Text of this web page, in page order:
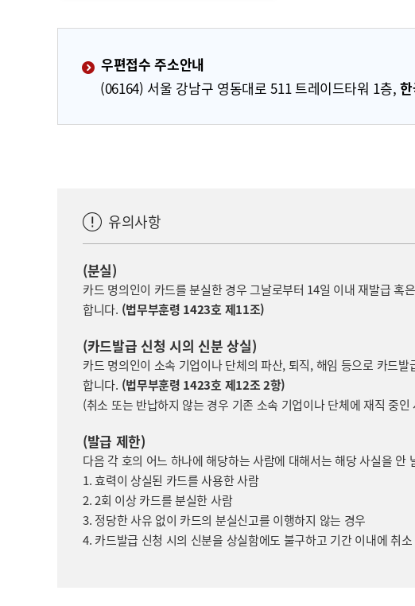
우편접수 주소안내
(06164) 서울 강남구 영동대로 511 트레이드타워 1층,
유의사항
(분실)
카드 명의인이 카드를 분실한 경우 그날로부터 14일 이내 재발급
합니다. (법무부훈령 1423호 제11조)
(카드발급 신청 시의 신분 상실)
카드 명의인이 소속 기업이나 단체의 파산, 퇴직, 해임 등으로 카드
합니다. (법무부훈령 1423호 제12조 2항)
(취소 또는 반납하지 않는 경우 기존 소속 기업이나 단체에 재직 중
(발급 제한)
다음 각 호의 어느 하나에 해당하는 사람에 대해서는 해당 사실을 안
1. 효력이 상실된 카드를 사용한 사람
2. 2회 이상 카드를 분실한 사람
3. 정당한 사유 없이 카드의 분실신고를 이행하지 않는 경우
4. 카드발급 신청 시의 신분을 상실함에도 불구하고 기간 이내에 취